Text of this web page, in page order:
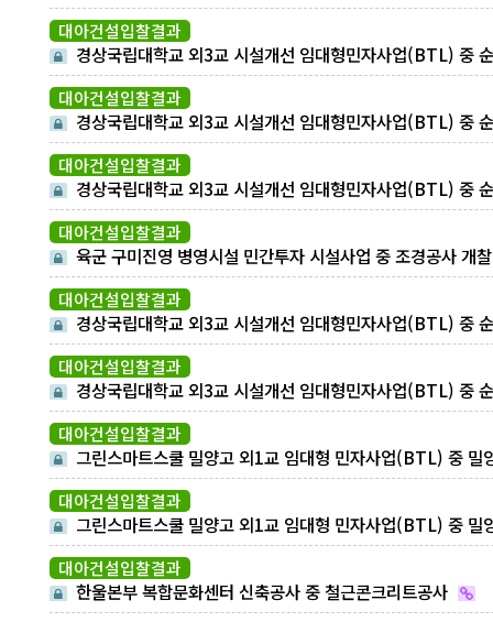
대아건설입찰결과
경상국립대학교 외3교 시설개선 임대형민자사업(BTL) 중
대 도장공사 개찰결과
대아건설입찰결과
경상국립대학교 외3교 시설개선 임대형민자사업(BTL) 중
대 금속공사 개찰결과
대아건설입찰결과
경상국립대학교 외3교 시설개선 임대형민자사업(BTL) 중
대 석공사 개찰결과
대아건설입찰결과
육군 구미진영 병영시설 민간투자 시설사업 중 조경공사 개
과
대아건설입찰결과
경상국립대학교 외3교 시설개선 임대형민자사업(BTL) 중
대 습식공사 개찰결과
대아건설입찰결과
경상국립대학교 외3교 시설개선 임대형민자사업(BTL) 중
대 수장공사 개찰결과
대아건설입찰결과
그린스마트스쿨 밀양고 외1교 임대형 민자사업(BTL) 중 밀
고 철근콘크리트공사 개찰결과
대아건설입찰결과
그린스마트스쿨 밀양고 외1교 임대형 민자사업(BTL) 중 밀
고 파일공사 개찰결과
대아건설입찰결과
한울본부 복합문화센터 신축공사 중 철근콘크리트공사